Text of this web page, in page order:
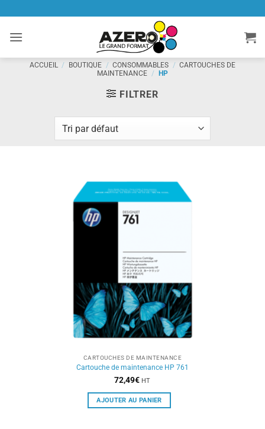
contenu
ACCUEIL / BOUTIQUE / CONSOMMABLES / CARTOUCHES DE
MAINTENANCE / HP
FILTRER
CARTOUCHES DE MAINTENANCE
Cartouche de maintenance HP 761
72,49€ HT
AJOUTER AU PANIER